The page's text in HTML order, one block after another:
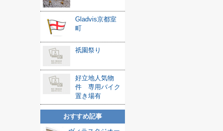
Gladvis京都室
町
祇園祭り
好立地人気物
件 専用バイク
置き場有
おすすめ記事